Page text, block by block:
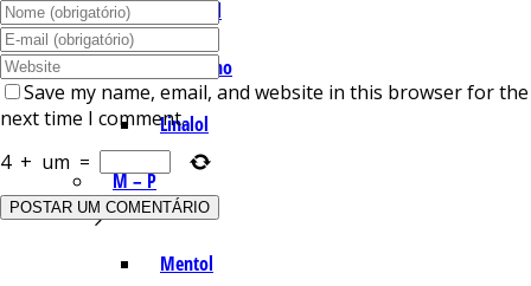
Lemonal
Limoneno
Linalol
M – P
Mentol
Save my name, email, and website in this browser for the
next time I comment.
4 + um =